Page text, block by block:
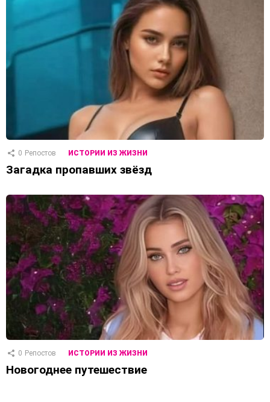
0 Репостов ИСТОРИИ ИЗ ЖИЗНИ
Загадка пропавших звёзд
0 Репостов ИСТОРИИ ИЗ ЖИЗНИ
Новогоднее путешествие